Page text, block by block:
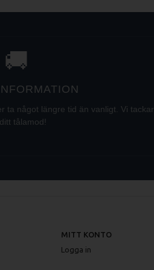
🚚
ta något längre tid än vanligt. Vi tackar
tålamod!
MITT KONTO
Logga in